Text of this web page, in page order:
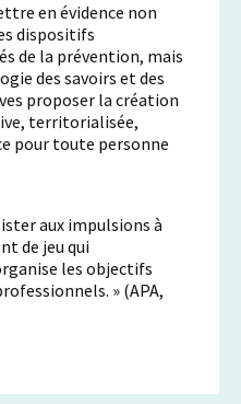
en évidence non
dispositifs
de la prévention, mais
des savoirs et des
proposer la création
territorialisée,
pour toute personne
aux impulsions à
de jeu qui
les objectifs
» (APA,